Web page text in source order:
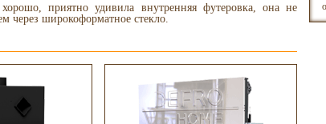
приятно удивила внутренняя футеровка, она не
через широкоформатное стекло.